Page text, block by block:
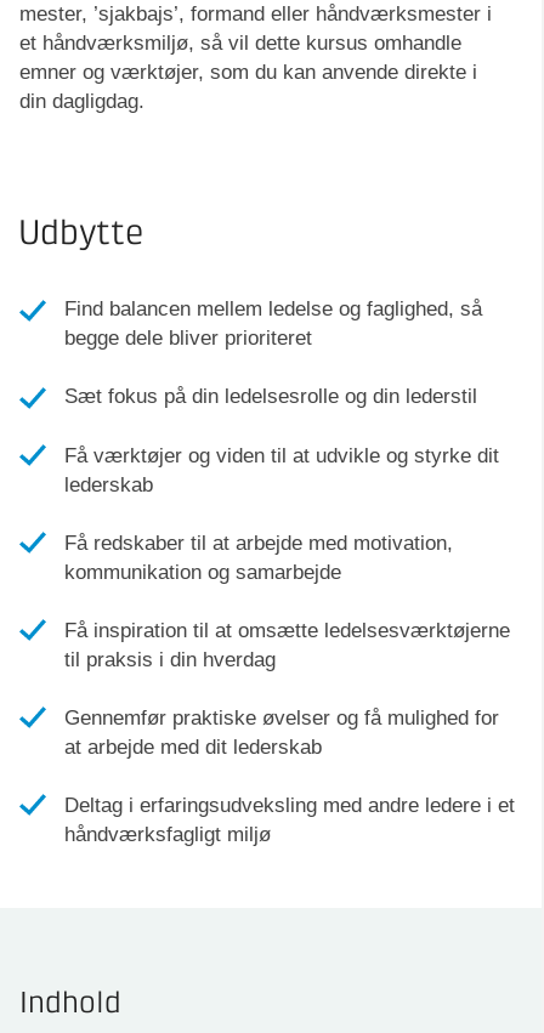
mester, ’sjakbajs’, formand eller håndværksmester i
et håndværksmiljø, så vil dette kursus omhandle
emner og værktøjer, som du kan anvende direkte i
din dagligdag.
Udbytte
Find balancen mellem ledelse og faglighed, så
begge dele bliver prioriteret
Sæt fokus på din ledelsesrolle og din lederstil
Få værktøjer og viden til at udvikle og styrke dit
lederskab
Få redskaber til at arbejde med motivation,
kommunikation og samarbejde
Få inspiration til at omsætte ledelsesværktøjerne
til praksis i din hverdag
Gennemfør praktiske øvelser og få mulighed for
at arbejde med dit lederskab
Deltag i erfaringsudveksling med andre ledere i et
håndværksfagligt miljø
Indhold